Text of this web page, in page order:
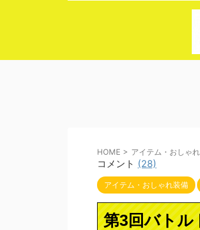
HOME > アイテム・おしゃ
コメント (28)
アイテム・おしゃれ装備
第3回バトル